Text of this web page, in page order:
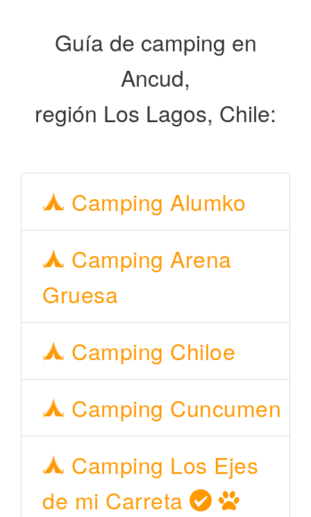
Guía de camping en
Ancud,
región Los Lagos, Chile:
Camping Alumko
Camping Arena
Gruesa
Camping Chiloe
Camping Cuncumen
Camping Los Ejes
de mi Carreta